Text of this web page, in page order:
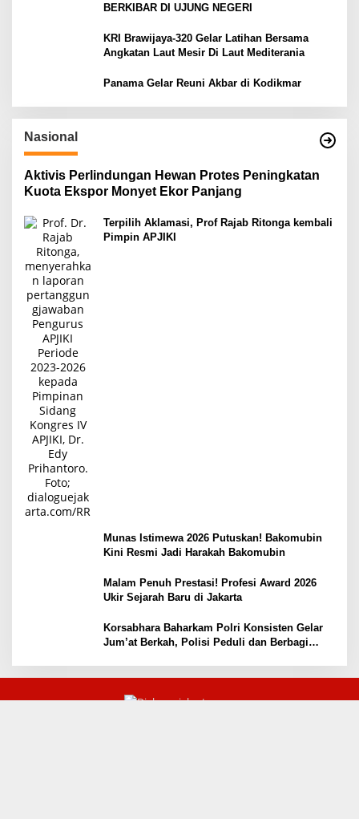
BERKIBAR DI UJUNG NEGERI
KRI Brawijaya-320 Gelar Latihan Bersama
Angkatan Laut Mesir Di Laut Mediterania
Panama Gelar Reuni Akbar di Kodikmar
Nasional
Aktivis Perlindungan Hewan Protes Peningkatan
Kuota Ekspor Monyet Ekor Panjang
Terpilih Aklamasi, Prof Rajab Ritonga kembali
Pimpin APJIKI
Munas Istimewa 2026 Putuskan! Bakomubin
Kini Resmi Jadi Harakah Bakomubin
Malam Penuh Prestasi! Profesi Award 2026
Ukir Sejarah Baru di Jakarta
Korsabhara Baharkam Polri Konsisten Gelar
Jum’at Berkah, Polisi Peduli dan Berbagi